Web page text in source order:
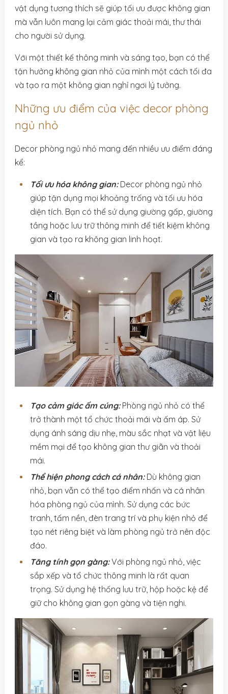
vật dụng tương thích sẽ giúp tối ưu được không gian
mà vẫn luôn mang lại cảm giác thoải mái, thư thái
cho người sử dụng.
Với một thiết kế thông minh và sáng tạo, bạn có thể
tận hưởng không gian nhỏ của mình một cách tối đa
và tạo ra một không gian nghỉ ngơi lý tưởng.
Những ưu điểm của việc decor phòng
ngủ nhỏ
Decor phòng ngủ nhỏ mang đến nhiều ưu điểm đáng
kể:
Tối ưu hóa không gian:Decor phòng ngủ nhỏ
giúp tận dụng mọi khoảng trống và tối ưu hóa
diện tích. Bạn có thể sử dụng giường gấp, giường
tầng hoặc lưu trữ thông minh để tiết kiệm không
gian và tạo ra không gian linh hoạt.
Tạo cảm giác ấm cúng:Phòng ngủ nhỏ có thể
trở thành một tổ chức thoải mái và ấm áp. Sử
dụng ánh sáng dịu nhẹ, màu sắc nhạt và vật liệu
mềm mại để tạo không gian thư giãn và thoải
mái.
Thể hiện phong cách cá nhân:Dù không gian
nhỏ, bạn vẫn có thể tạo điểm nhấn và cá nhân
hóa phòng ngủ của mình. Sử dụng các bức
tranh, tấm nền, đèn trang trí và phụ kiện nhỏ để
tạo nét riêng biệt và làm phòng ngủ trở nên độc
đáo.
Tăng tính gọn gàng:Với phòng ngủ nhỏ, việc
sắp xếp và tổ chức thông minh là rất quan
trọng. Sử dụng hệ thống lưu trữ, hộp hoặc kệ để
giữ cho không gian gọn gàng và tiện nghi.